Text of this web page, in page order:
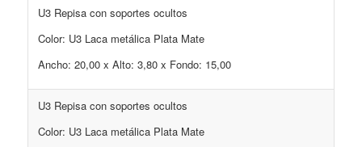
U3 Repisa con soportes ocultos
Color: U3 Laca metálica Plata Mate
Ancho: 20,00 x Alto: 3,80 x Fondo: 15,00
U3 Repisa con soportes ocultos
Color: U3 Laca metálica Plata Mate